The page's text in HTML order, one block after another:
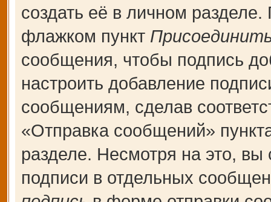
создать её в личном
флажком пункт
сообщения, чтобы подпись
настроить добавление
сообщениям, сделав
«Отправка сообщений»
разделе. Несмотря на это,
подписи в отдельных